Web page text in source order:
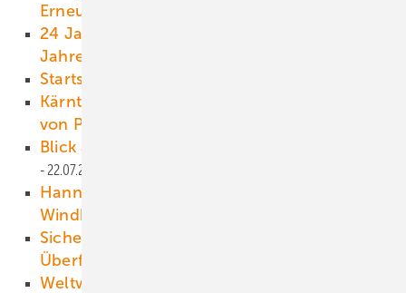
Erneuerbaren schon 2035?
24 Jahre alte Enercon soll noch bis zu 10
Jahre laufen
Startsprung mit 2,9 Gigawatt
Kärnten veröffentlicht Leitfaden für den Bau
von Photovoltaikanlagen
Blick auf Laschets Kohlepolitik in NRW
22.07.2021
Hannover macht Druck für mehr
Windkraftausbau
Sicherer Umgang mit Solaranlagen nach
Überflutungen
Weltweite Windbranche warnt vor Ausbau-